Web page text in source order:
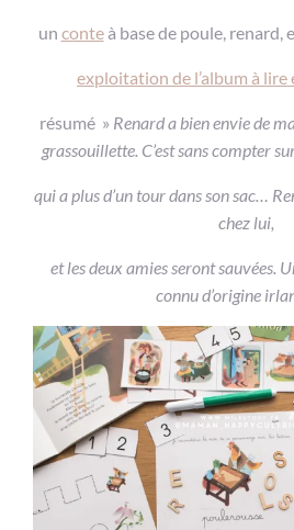
un conteà base de poule, renard,
exploitation de l’album à lire
résumé » Renard a bien envie de
grassouillette. C’est sans compter
qui a plus d’un tour dans son sac…
chez lui,
et les deux amies seront sauvées.
connu d’origine